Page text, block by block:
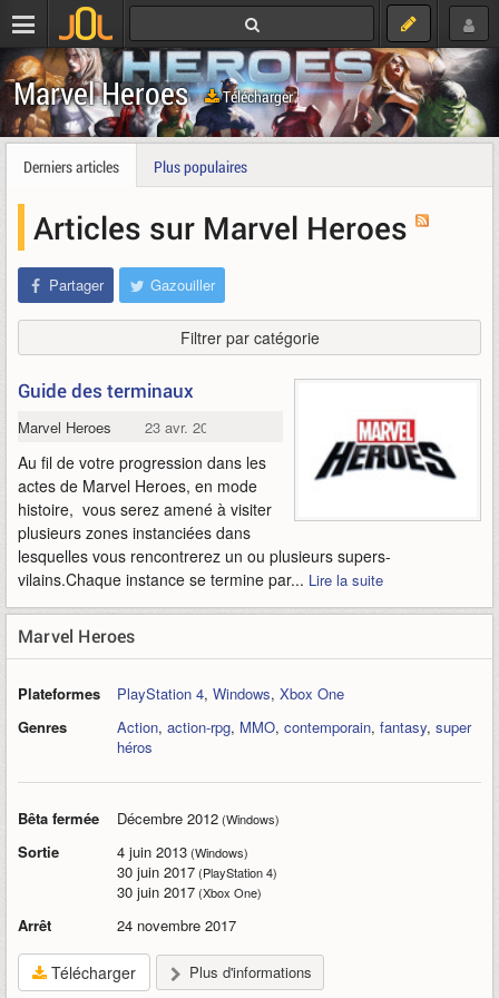
Marvel Heroes Télécharger
Derniers articles Plus populaires
Articles sur Marvel Heroes
Partager Gazouiller
Filtrer par catégorie
Guide des terminaux
Marvel Heroes 23 avr. 2014
Au fil de votre progression dans les
actes de Marvel Heroes, en mode
histoire, vous serez amené à visiter
plusieurs zones instanciées dans
lesquelles vous rencontrerez un ou plusieurs supers-
vilains.Chaque instance se termine par... Lire la suite
Marvel Heroes
Plateformes PlayStation 4, Windows, Xbox One
Genres
Action, action-rpg, MMO, contemporain, fantasy, super
héros
Bêta fermée Décembre 2012(Windows)
Sortie 4 juin 2013(Windows)
30 juin 2017(PlayStation 4)
30 juin 2017(Xbox One)
Arrêt 24 novembre 2017
Télécharger Plus d'informations